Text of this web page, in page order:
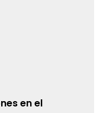
en el